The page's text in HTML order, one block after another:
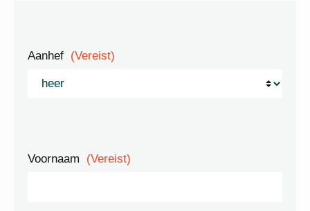
Aanhef (Vereist)
Voornaam (Vereist)